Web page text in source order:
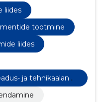
arendus,
liides,
elektro-optiliste
liides
tootmine
liides
ja tehnikaalane